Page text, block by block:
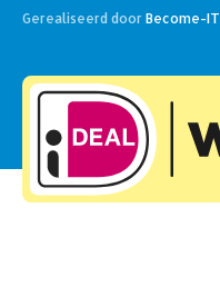
Gerealiseerd door Become-IT